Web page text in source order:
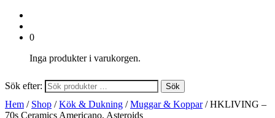
0
Inga produkter i varukorgen.
Sök efter: Sök
Hem / Shop /Kök & Dukning /Muggar & Koppar/ HKLIVING –
70s Ceramics Americano, Asteroids